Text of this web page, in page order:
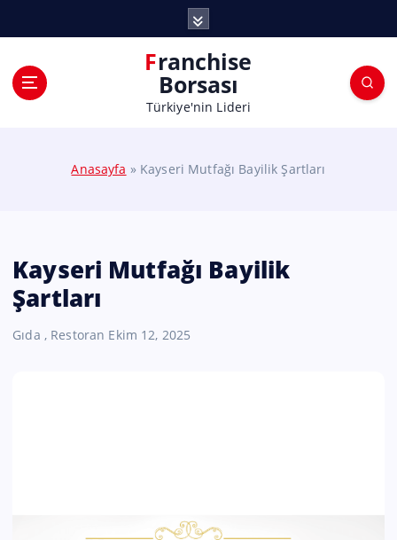
Franchise
Borsası
Türkiye'nin Lideri
Anasayfa » Kayseri Mutfağı Bayilik Şartları
Kayseri Mutfağı Bayilik
Şartları
Gıda , Restoran Ekim 12, 2025